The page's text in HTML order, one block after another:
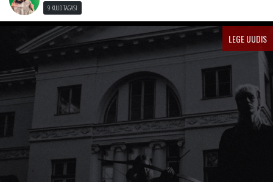
9 KUUD TAGASI
LEGE UUDIS